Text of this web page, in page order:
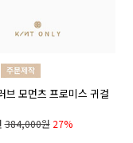
브 모먼츠 프로미스 귀걸
384,000원 27%